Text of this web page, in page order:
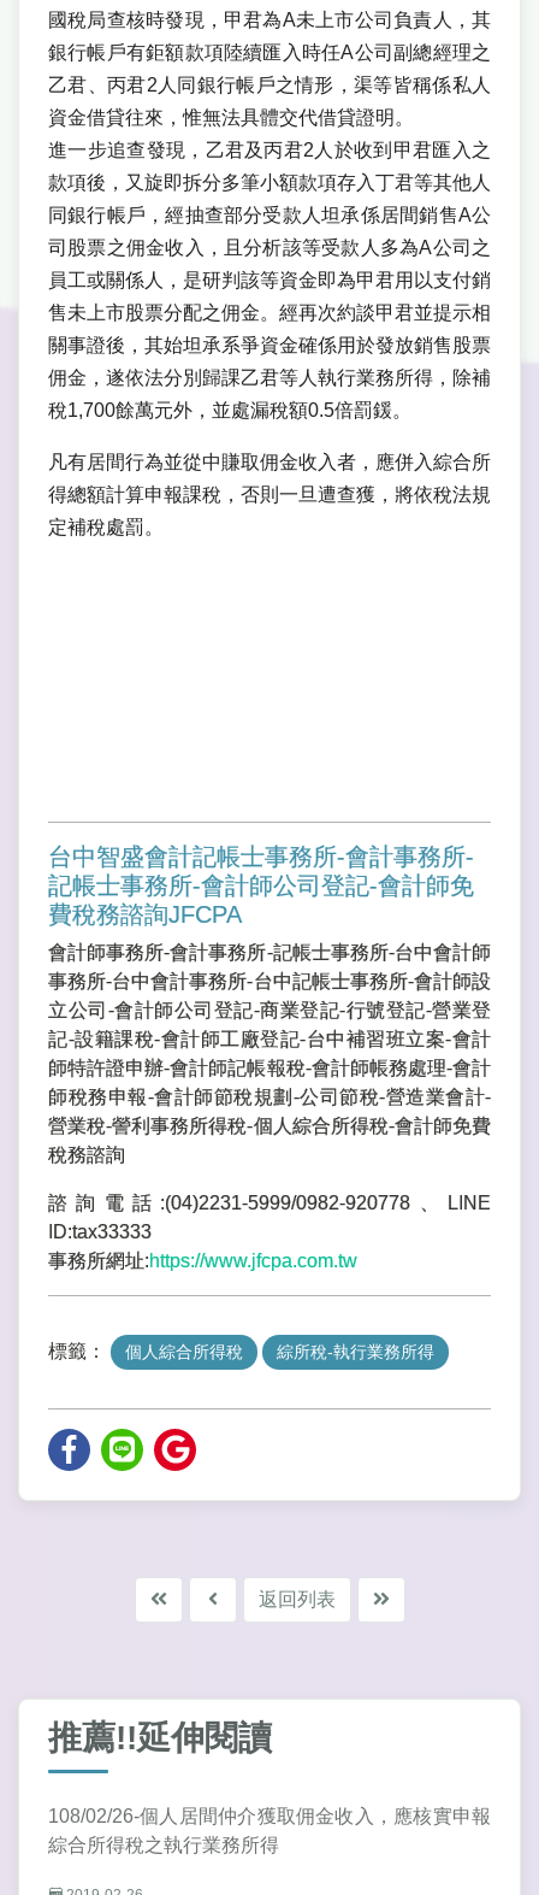
國稅局查核時發現，甲君為A未上市公司負責人，其
銀行帳戶有鉅額款項陸續匯入時任A公司副總經理之
乙君、丙君2人同銀行帳戶之情形，渠等皆稱係私人
資金借貸往來，惟無法具體交代借貸證明。
進一步追查發現，乙君及丙君2人於收到甲君匯入之
款項後，又旋即拆分多筆小額款項存入丁君等其他人
同銀行帳戶，經抽查部分受款人坦承係居間銷售A公
司股票之佣金收入，且分析該等受款人多為A公司之
員工或關係人，是研判該等資金即為甲君用以支付銷
售未上市股票分配之佣金。經再次約談甲君並提示相
關事證後，其始坦承系爭資金確係用於發放銷售股票
佣金，遂依法分別歸課乙君等人執行業務所得，除補
稅1,700餘萬元外，並處漏稅額0.5倍罰鍰。
凡有居間行為並從中賺取佣金收入者，應併入綜合所
得總額計算申報課稅，否則一旦遭查獲，將依稅法規
定補稅處罰。
台中智盛會計記帳士事務所-會計事務所-
記帳士事務所-會計師公司登記-會計師免
費稅務諮詢JFCPA
會計師事務所-會計事務所-記帳士事務所-台中會計師
事務所-台中會計事務所-台中記帳士事務所-會計師設
立公司-會計師公司登記-商業登記-行號登記-營業登
記-設籍課稅-會計師工廠登記-台中補習班立案-會計
師特許證申辦-會計師記帳報稅-會計師帳務處理-會計
師稅務申報-會計師節稅規劃-公司節稅-營造業會計-
營業稅-謍利事務所得稅-個人綜合所得稅-會計師免費
稅務諮詢
諮詢電話:(04)2231-5999/0982-920778、LINE
ID:tax33333
事務所網址:https://www.jfcpa.com.tw
標籤： 個人綜合所得稅 綜所稅-執行業務所得
返回列表
推薦!!延伸閱讀
108/02/26-個人居間仲介獲取佣金收入，應核實申報
綜合所得稅之執行業務所得